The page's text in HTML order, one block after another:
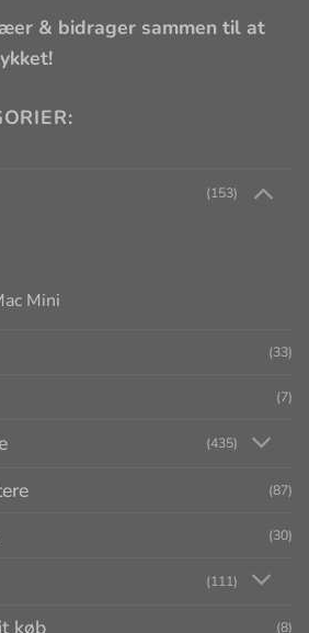
& bidrager sammen til at
(153)
Mini
(33)
(7)
(435)
(87)
(30)
(111)
(8)